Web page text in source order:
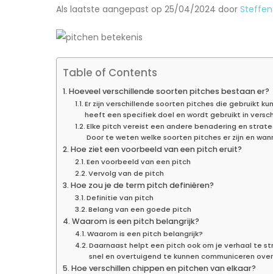
Als laatste aangepast op 25/04/2024 door
Table of Contents
Hoeveel verschillende soorten pitches bestaan er?
Er zijn verschillende soorten pitches die gebruikt
heeft een specifiek doel en wordt gebruikt in
Elke pitch vereist een andere benadering en
Door te weten welke soorten pitches er zijn en
Hoe ziet een voorbeeld van een pitch eruit?
Een voorbeeld van een pitch
Vervolg van de pitch
Hoe zou je de term pitch definiëren?
Definitie van pitch
Belang van een goede pitch
Waarom is een pitch belangrijk?
Waarom is een pitch belangrijk?
Daarnaast helpt een pitch ook om je verhaal te
snel en overtuigend te kunnen communiceren
Hoe verschillen chippen en pitchen van elkaar?